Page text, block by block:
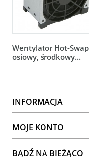
Wentylator Hot-
osiowy, środkowy...
INFORMACJA
MOJE KONTO
BĄDŹ NA BIEŻĄCO